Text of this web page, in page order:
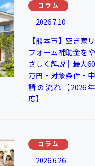
コラム
2026.7.10
【熊本市】空き家リ
フォーム補助金をや
さしく解説｜最大60
万円・対象条件・申
請の流れ【2026年
度】
コラム
2026.6.26